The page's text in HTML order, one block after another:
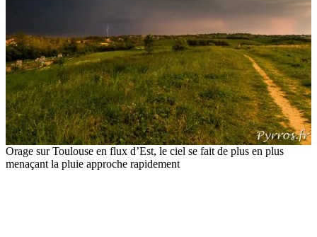
Orage sur Toulouse en flux d’Est, le ciel se fait de plus en plus
menaçant la pluie approche rapidement